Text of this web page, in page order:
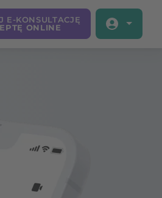
E-KONSULTACJĘ
ONLINE